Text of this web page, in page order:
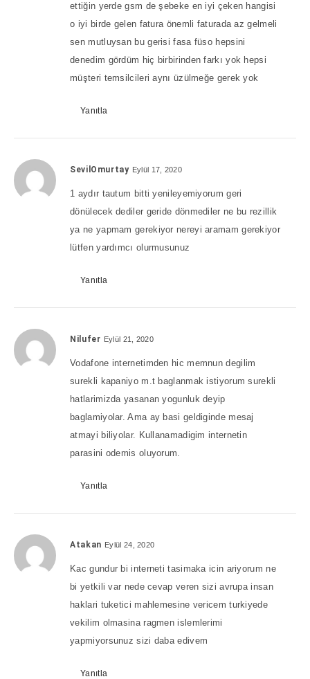
ettiğin yerde gsm de şebeke en iyi çeken hangisi
o iyi birde gelen fatura önemli faturada az gelmeli
sen mutluysan bu gerisi fasa füso hepsini
denedim gördüm hiç birbirinden farkı yok hepsi
müşteri temsilcileri aynı üzülmeğe gerek yok
Yanıtla
SevilOmurtay Eylül 17, 2020
1 aydır tautum bitti yenileyemiyorum geri
dönülecek dediler geride dönmediler ne bu rezillik
ya ne yapmam gerekiyor nereyi aramam gerekiyor
lütfen yardımcı olurmusunuz
Yanıtla
Nilufer Eylül 21, 2020
Vodafone internetimden hic memnun degilim
surekli kapaniyo m.t baglanmak istiyorum surekli
hatlarimizda yasanan yogunluk deyip
baglamiyolar. Ama ay basi geldiginde mesaj
atmayi biliyolar. Kullanamadigim internetin
parasini odemis oluyorum.
Yanıtla
Atakan Eylül 24, 2020
Kac gundur bi interneti tasimaka icin ariyorum ne
bi yetkili var nede cevap veren sizi avrupa insan
haklari tuketici mahlemesine vericem turkiyede
vekilim olmasina ragmen islemlerimi
yapmiyorsunuz sizi daba edivem
Yanıtla